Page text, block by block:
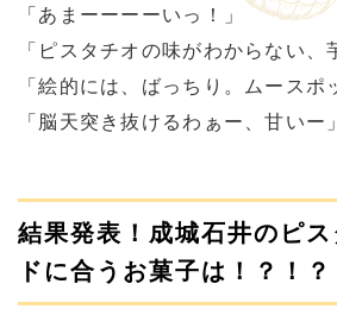
「あまーーーーいっ！」
「ピスタチオの味がわからない、
「絵的には、ばっちり。ムースポ
「脳天突き抜けるわぁー、甘いー」
結果発表！成城石井のピ
ドに合うお菓子は！？！？